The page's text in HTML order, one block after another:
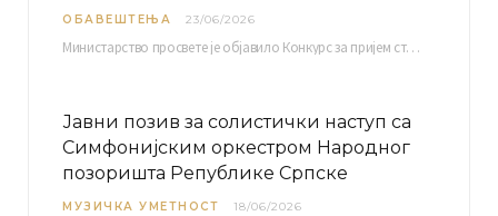
ОБАВЕШТЕЊА 23/06/2026
Министарство просвете је објавило Конкурс за пријем студената високошколских установа у Републици Србији у установе…
Јавни позив за солистички наступ са
Симфонијским оркестром Народног
позоришта Републике Српске
МУЗИЧКА УМЕТНОСТ 18/06/2026